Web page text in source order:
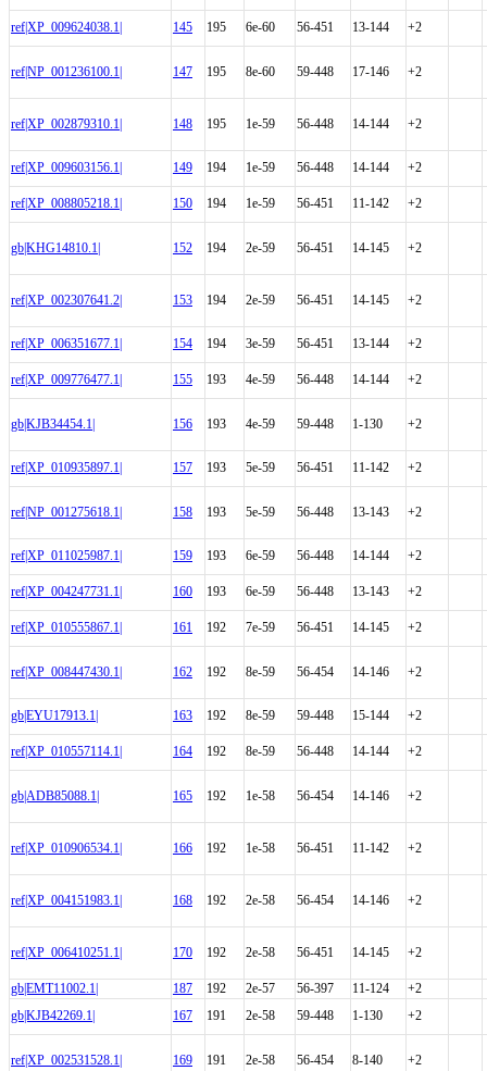
ref|XP_009624038.1| 145 195 6e-60 56-451 13-144 +2
ref|NP_001236100.1| 147 195 8e-60 59-448 17-146 +2
ref|XP_002879310.1| 148 195 1e-59 56-448 14-144 +2
ref|XP_009603156.1| 149 194 1e-59 56-448 14-144 +2
ref|XP_008805218.1| 150 194 1e-59 56-451 11-142 +2
gb|KHG14810.1| 152 194 2e-59 56-451 14-145 +2
ref|XP_002307641.2| 153 194 2e-59 56-451 14-145 +2
ref|XP_006351677.1| 154 194 3e-59 56-451 13-144 +2
ref|XP_009776477.1| 155 193 4e-59 56-448 14-144 +2
gb|KJB34454.1| 156 193 4e-59 59-448 1-130 +2
ref|XP_010935897.1| 157 193 5e-59 56-451 11-142 +2
ref|NP_001275618.1| 158 193 5e-59 56-448 13-143 +2
ref|XP_011025987.1| 159 193 6e-59 56-448 14-144 +2
ref|XP_004247731.1| 160 193 6e-59 56-448 13-143 +2
ref|XP_010555867.1| 161 192 7e-59 56-451 14-145 +2
ref|XP_008447430.1| 162 192 8e-59 56-454 14-146 +2
gb|EYU17913.1| 163 192 8e-59 59-448 15-144 +2
ref|XP_010557114.1| 164 192 8e-59 56-448 14-144 +2
gb|ADB85088.1| 165 192 1e-58 56-454 14-146 +2
ref|XP_010906534.1| 166 192 1e-58 56-451 11-142 +2
ref|XP_004151983.1| 168 192 2e-58 56-454 14-146 +2
ref|XP_006410251.1| 170 192 2e-58 56-451 14-145 +2
gb|EMT11002.1| 187 192 2e-57 56-397 11-124
+2
gb|KJB42269.1|
167 191 2e-58 59-448 1-130 +2
ref|XP_002531528.1| 169 191 2e-58 56-454 8-140 +2